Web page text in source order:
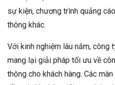
sự kiện, chương trình quảng
thông khác.
Với kinh nghiệm lâu năm, công
mang lại giải pháp tối ưu về
thông cho khách hàng. Các